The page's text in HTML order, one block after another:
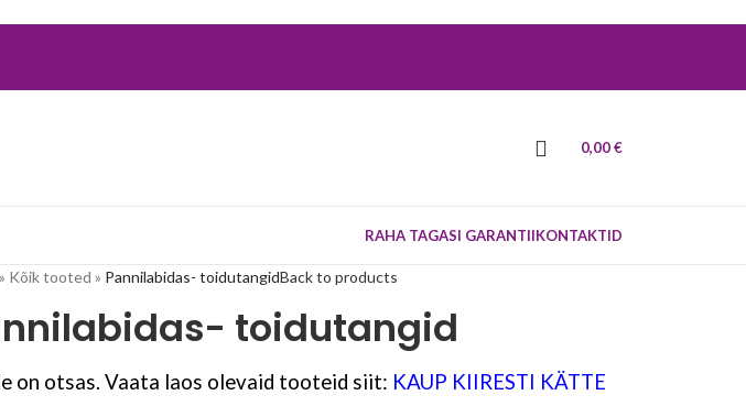
0,00€
RAHA TAGASI GARANTIIKONTAKTID
Kõik tooted » Pannilabidas- toidutangidBack to products
toidutangid
on otsas. Vaata laos olevaid tooteid siit: KAUP KIIRESTI KÄTTE